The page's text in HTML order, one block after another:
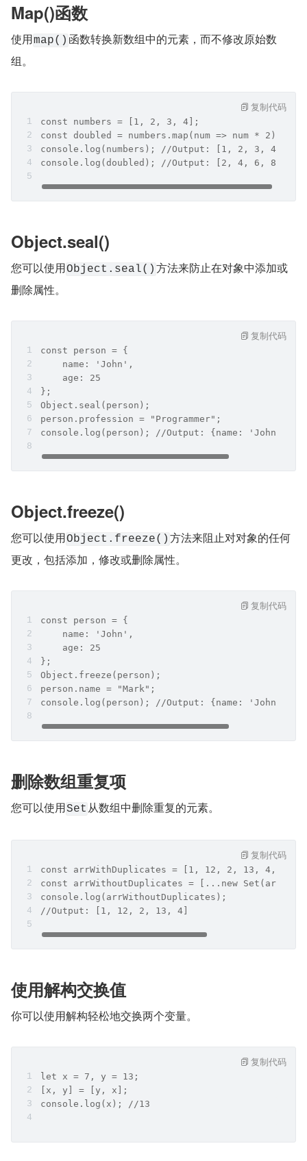
Map()函数
使用map() 函数转换新数组中的元素，而不修改原始数
组。
const numbers = [1, 2, 3, 4];
const doubled = numbers.map(num => num * 2);
console.log(numbers); //Output: [1, 2, 3, 4]
console.log(doubled); //Output: [2, 4, 6, 8]
复制代码
Object.seal()
您可以使用Object.seal() 方法来防止在对象中添加或
删除属性。
const person = {
    name: 'John',
    age: 25
};
Object.seal(person);
person.profession = "Programmer";
console.log(person); //Output: {name: 'John',
复制代码
Object.freeze()
您可以使用Object.freeze() 方法来阻止对对象的任何
更改，包括添加，修改或删除属性。
const person = {
    name: 'John',
    age: 25
};
Object.freeze(person);
person.name = "Mark";
console.log(person); //Output: {name: 'John',
复制代码
删除数组重复项
您可以使用Set 从数组中删除重复的元素。
const arrWithDuplicates = [1, 12, 2, 13, 4, 4,
const arrWithoutDuplicates = [...new
console.log(arrWithoutDuplicates);
//Output: [1, 12, 2, 13, 4]
复制代码
使用解构交换值
你可以使用解构轻松地交换两个变量。
let x = 7, y = 13;
[x, y] = [y, x];
console.log(x); //13
复制代码